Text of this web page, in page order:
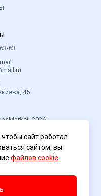
63
45
2026
сайт работал
сайтом, вы
файлов cookie